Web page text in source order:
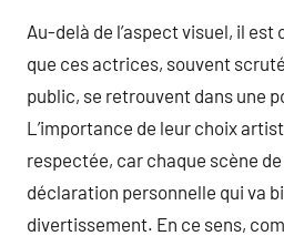
Au-delà de l’aspect visuel, il
que ces actrices, souvent
public, se retrouvent dans une
L’importance de leur choix
respectée, car chaque scène
déclaration personnelle qui va
divertissement. En ce sens,